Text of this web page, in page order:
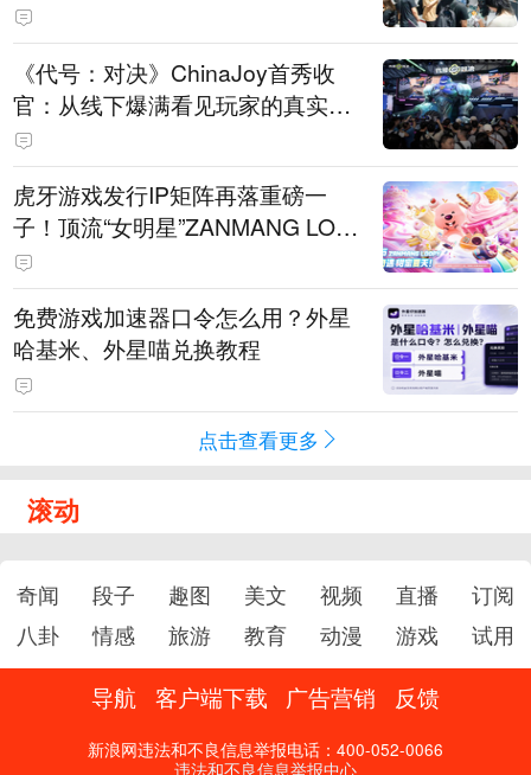
《代号：对决》ChinaJoy首秀收
官：从线下爆满看见玩家的真实期
待
虎牙游戏发行IP矩阵再落重磅一
子！顶流“女明星”ZANMANG LOO
PY 正版3D消除手游《消消奇遇》
惊喜曝光
免费游戏加速器口令怎么用？外星
哈基米、外星喵兑换教程
点击查看更多
滚动
奇闻 段子 趣图 美文 视频 直播
订阅
八卦
情感 旅游 教育 动漫 游戏 试用
导航 客户端下载 广告营销 反馈
新浪网违法和不良信息举报电话：400-052-0066
违法和不良信息举报中心